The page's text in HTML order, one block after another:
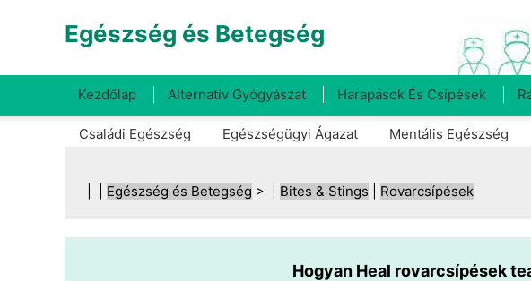
Egészség és Betegség
Kezdőlap Alternatív Gyógyászat Harapások És Csípések
Családi Egészség Egészségügyi Ágazat Mentális Egészség
Egészség és Betegség > | Bites & Stings Rovarcsípések
Hogyan Heal rovarcsípések